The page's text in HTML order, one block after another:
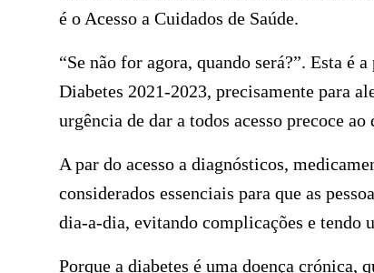
é o Acesso a Cuidados de Saúde.
“Se não for agora, quando será?”. Esta
Diabetes 2021-2023, precisamente para
urgência de dar a todos acesso precoce
A par do acesso a diagnósticos,
considerados essenciais para que as
dia-a-dia, evitando complicações e tendo
Porque a diabetes é uma doença crónica,